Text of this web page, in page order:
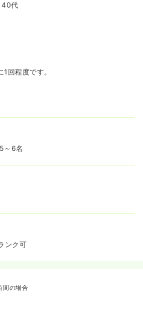
40代
回程度です。
～6名
ンク可
間の場合